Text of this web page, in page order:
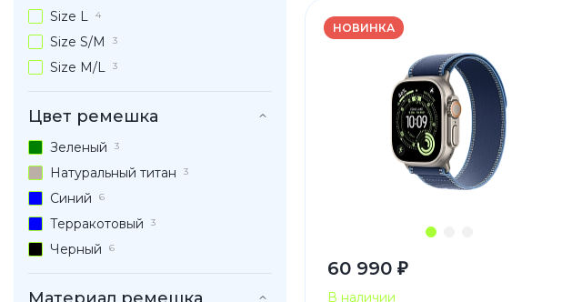
Size L 4
Size S/M 3
Size M/L 3
Цвет ремешка
Зеленый 3
Натуральный титан 3
Синий 6
Терракотовый 3
Черный 6
НОВИНКА
60 990 ₽
В наличии